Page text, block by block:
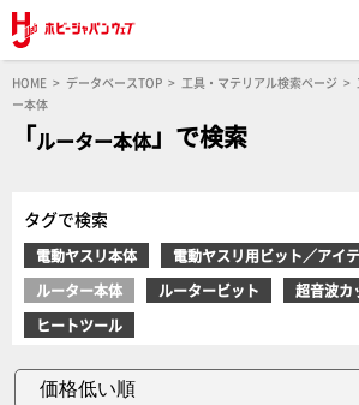
HOME データベースTOP 工具・マテリアル検索ページ
ー本体
「ルーター本体」で検索
タグで検索
電動ヤスリ本体
電動ヤスリ用ビット／アイ
ルーター本体
ルータービット
超音波カ
ヒートツール